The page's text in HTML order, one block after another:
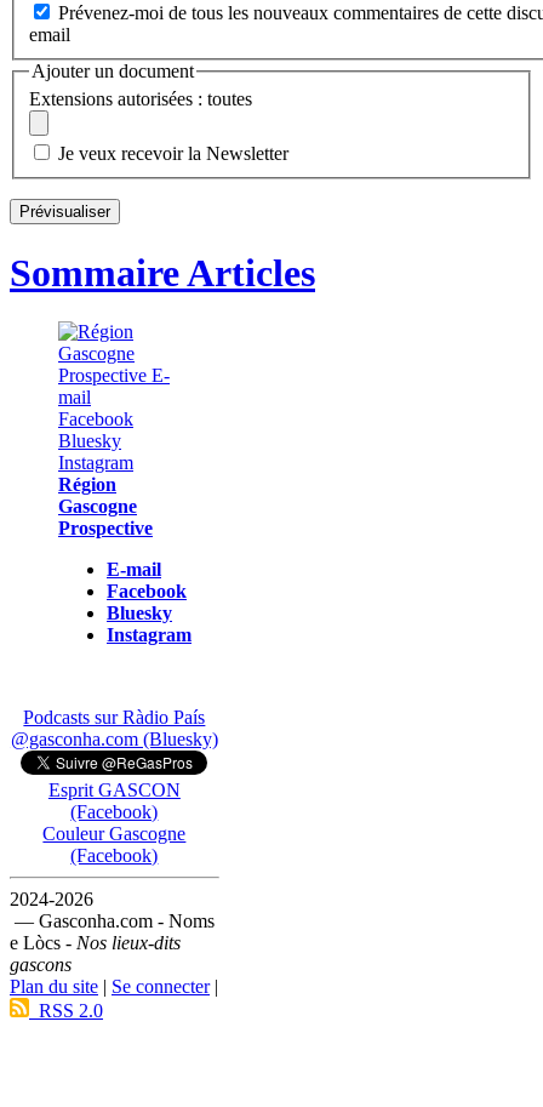
Prévenez-moi de tous les nouveaux commentaires de cette
email
Ajouter un document
Extensions autorisées : toutes
Je veux recevoir la Newsletter
Sommaire Articles
Région
Gascogne
Prospective
E-mail
Facebook
Bluesky
Instagram
Podcasts sur Ràdio País
@gasconha.com (Bluesky)
Esprit GASCON
(Facebook)
Couleur Gascogne
(Facebook)
2024-2026
— Gasconha.com - Noms
e Lòcs - Nos lieux-dits
gascons
Plan du site | Se connecter|
RSS 2.0